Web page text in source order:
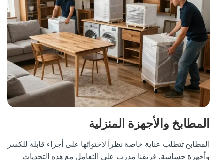
المطابخ والأجهزة المنزلية
المطابخ تتطلب عناية خاصة نظراً لاحتوائها على أجزاء قابلة للكسر
وأجهزة حساسة. فريقنا مدرب على التعامل مع هذه التحديات